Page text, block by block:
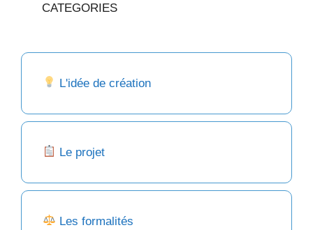
CATEGORIES
L'idée de création
Le projet
Les formalités